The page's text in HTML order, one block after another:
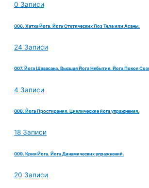
0 Записи
006. Хатха Йога. Йога Статических Поз Тела или Асаны.
24 Записи
007. Йога Шавасана. Высшая Йога Небытия. Йога Покоя
4 Записи
008. Йога Простирания. Циклические йога упражнения.
18 Записи
009. Крия Йога. Йога Динамических упражнений.
20 Записи